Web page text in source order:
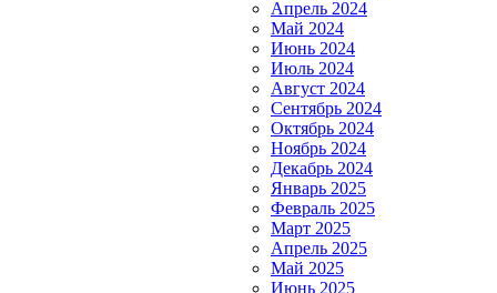
Апрель 2024
Май 2024
Июнь 2024
Июль 2024
Август 2024
Сентябрь 2024
Октябрь 2024
Ноябрь 2024
Декабрь 2024
Январь 2025
Февраль 2025
Март 2025
Апрель 2025
Май 2025
Июнь 2025